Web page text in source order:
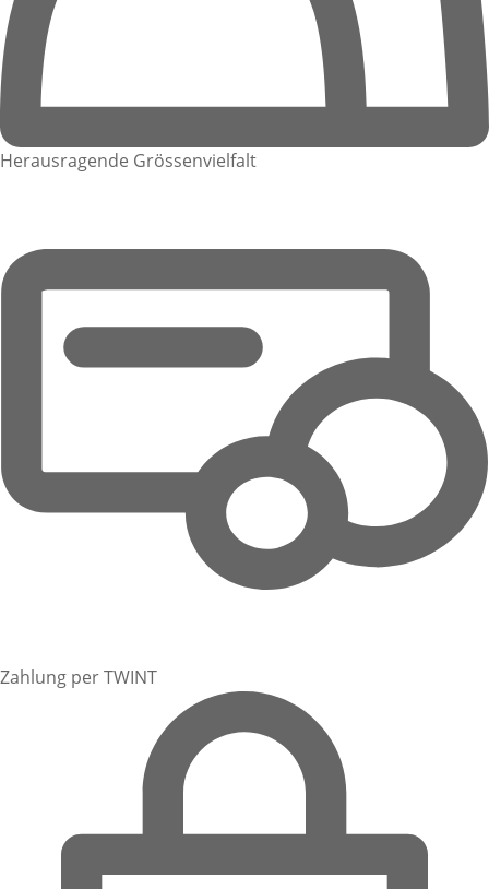
Herausragende Grössenvielfalt
Zahlung per TWINT